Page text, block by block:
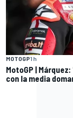
MOTOGP1 h
MotoGP |
con la media